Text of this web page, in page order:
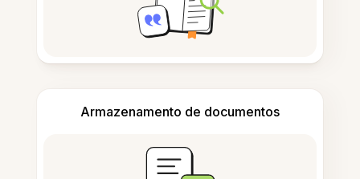
Armazenamento de documentos